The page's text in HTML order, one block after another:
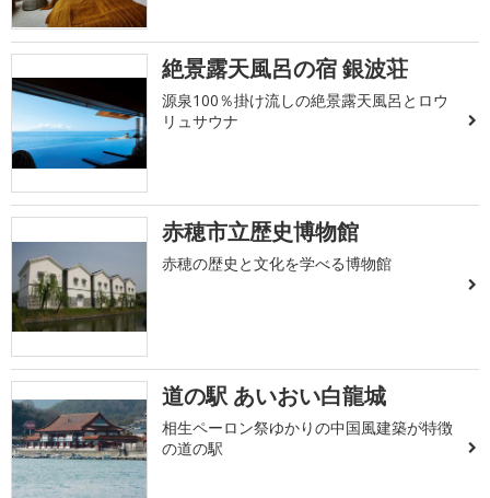
絶景露天風呂の宿 銀波荘
源泉100％掛け流しの絶景露天風呂とロウ
リュサウナ
赤穂市立歴史博物館
赤穂の歴史と文化を学べる博物館
道の駅 あいおい白龍城
相生ペーロン祭ゆかりの中国風建築が特徴
の道の駅